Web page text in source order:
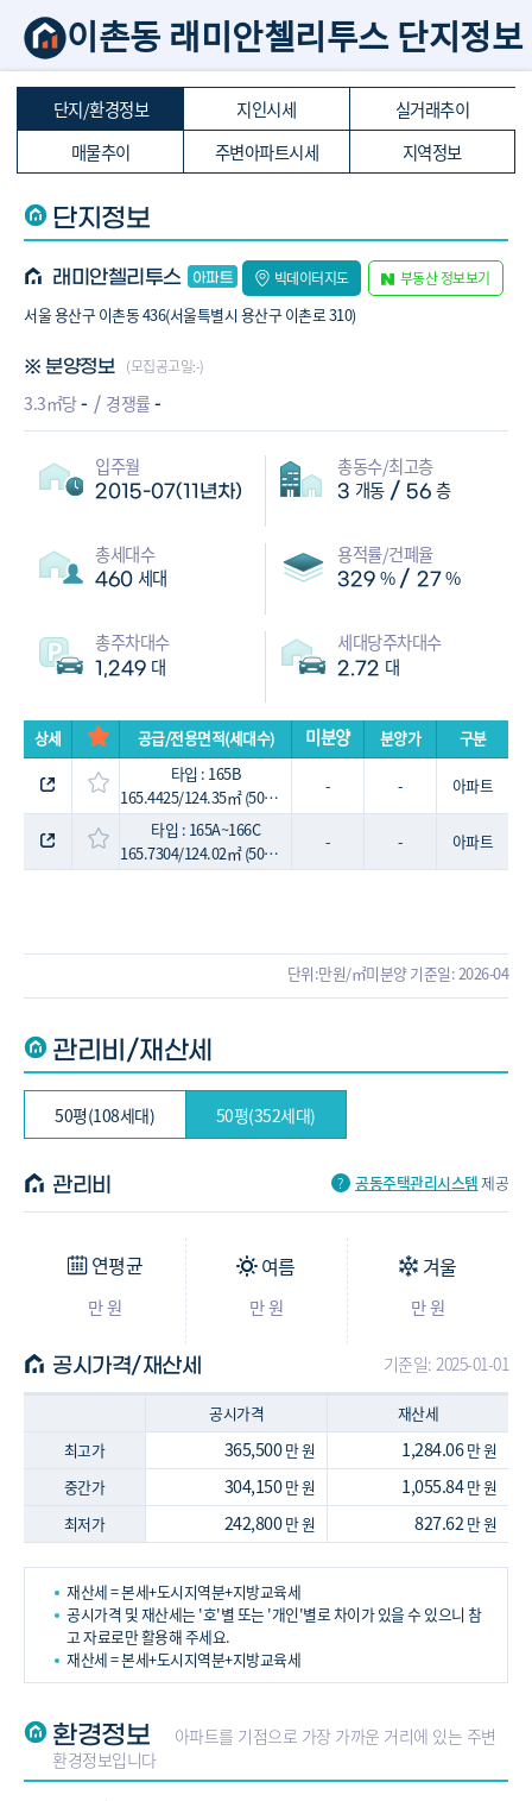
이촌동 래미안첼리투스 단지정보
단지/환경정보 지인시세
실거래추이
매물추이
주변아파트시세 지역정보
단지정보
래미안첼리투스 빅데이터지도 부동산 정보보기
서울 용산구 이촌동 436(서울특별시 용산구 이촌로 310)
※ 분양정보 (모집공고일:-)
3.3㎡당- 경쟁률 -
입주월
2015-07(11년차)
총동수/최고층
3 개동 / 56 층
총세대수
460 세대
용적률/건폐율
329 % / 27%
총주차대수
1,249 대
세대당주차대수
2.72 대
상세 공급/전용면적(세대수) 미분양 분양가
구분
타입 : 165B
165.4425/124.35㎡ (50평, 108세대)
- -
아파트
타입 : 165A~166C
165.7304/124.02㎡ (50평, 352세대)
- - 아파트
단위:만원/㎡미분양 기준일: 2026-04
관리비/재산세
50평(108세대) 50평(352세대)
관리비 공동주택관리시스템제공
연평균
만 원
여름
만 원
겨울
만 원
공시가격/재산세 기준일: 2025-01-01
공시가격
재산세
최고가
365,500만 원 1,284.06만 원
중간가
304,150만 원 1,055.84만 원
최저가
242,800만 원 827.62 만 원
재산세 = 본세+도시지역분+지방교육세
공시가격 및 재산세는 '호'별 또는 '개인'별로 차이가 있을 수 있으니 참
고 자료로만 활용해 주세요.
재산세 = 본세+도시지역분+지방교육세
환경정보
아파트를 기점으로 가장 가까운 거리에 있는 주변
환경정보입니다